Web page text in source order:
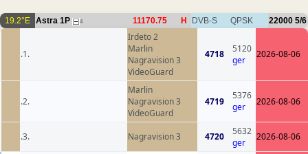
19.2°E Astra 1P 4 11170.75 H DVB-S QPSK 22000 5/6
.1.
Irdeto 2
Marlin
Nagravision 3
VideoGuard
4718
5120
ger
2026-08-06
.2.
Marlin
Nagravision 3
VideoGuard
4719
5376
ger
2026-08-06
.3. Nagravision 3 4720
5632
ger
2026-08-06